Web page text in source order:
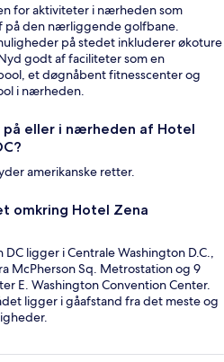
for aktiviteter i nærheden som
på den nærliggende golfbane.
på stedet inkluderer økoture
godt af faciliteter som en
et døgnåbent fitnesscenter og
i nærheden.
på eller i nærheden af Hotel
amerikanske retter.
omkring Hotel Zena
ligger i Centrale Washington D.C.,
McPherson Sq. Metrostation og 9
E. Washington Convention Center.
ligger i gåafstand fra det meste og